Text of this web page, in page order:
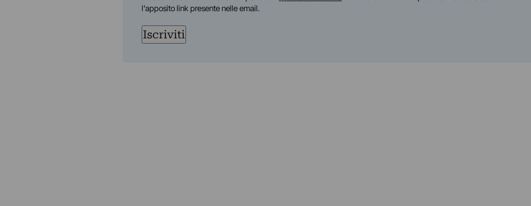
l'apposito link presente nelle email.
Iscriviti